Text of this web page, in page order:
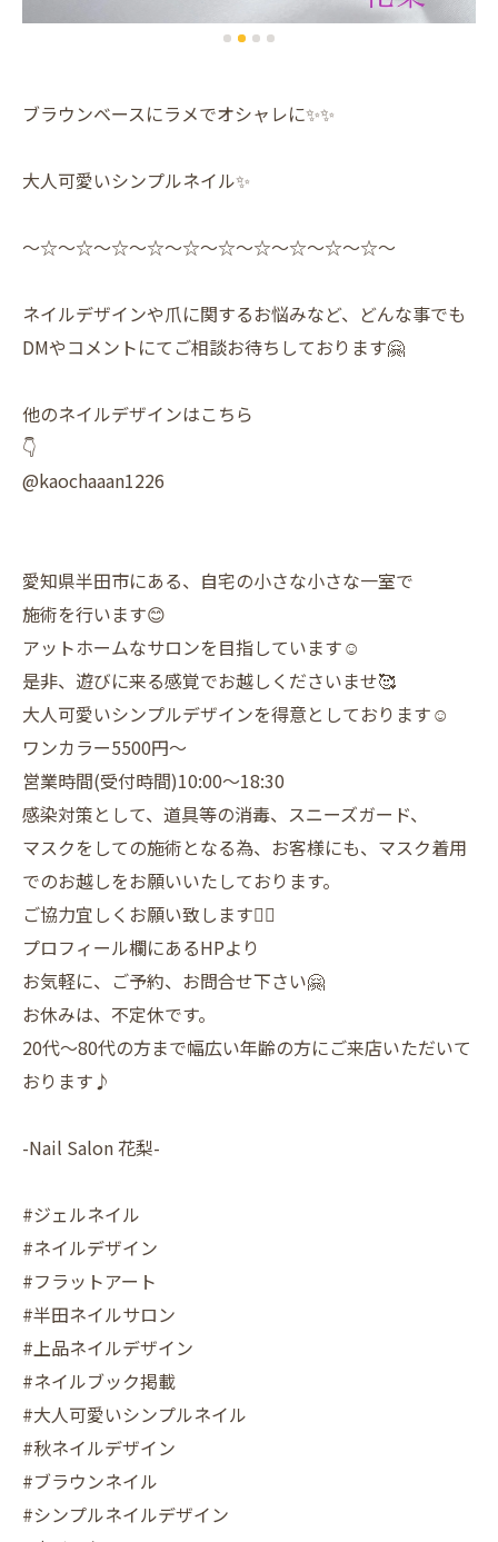
ブラウンベースにラメでオシャレに✨✨
大人可愛いシンプルネイル✨
〜☆〜☆〜☆〜☆〜☆〜☆〜☆〜☆〜☆〜☆〜
ネイルデザインや爪に関するお悩みなど、どんな事でも
DMやコメントにてご相談お待ちしております🤗
他のネイルデザインはこちら
👇
@kaochaaan1226
愛知県半田市にある、自宅の小さな小さな一室で
施術を行います😊
アットホームなサロンを目指しています☺️
是非、遊びに来る感覚でお越しくださいませ🥰
大人可愛いシンプルデザインを得意としております☺️
ワンカラー5500円〜
営業時間(受付時間)10:00〜18:30
感染対策として、道具等の消毒、スニーズガード、
マスクをしての施術となる為、お客様にも、マスク着用
でのお越しをお願いいたしております。
ご協力宜しくお願い致します🙇‍♀️
プロフィール欄にあるHPより
お気軽に、ご予約、お問合せ下さい🤗
お休みは、不定休です。
20代〜80代の方まで幅広い年齢の方にご来店いただいて
おります♪
-Nail Salon 花梨-
#ジェルネイル
#ネイルデザイン
#フラットアート
#半田ネイルサロン
#上品ネイルデザイン
#ネイルブック掲載
#大人可愛いシンプルネイル
#秋ネイルデザイン
#ブラウンネイル
#シンプルネイルデザイン